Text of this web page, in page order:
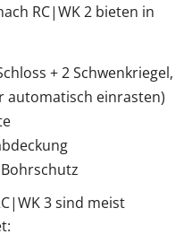
RC|WK 2 bieten in
+ 2 Schwenkriegel,
automatisch einrasten)
3 sind meist